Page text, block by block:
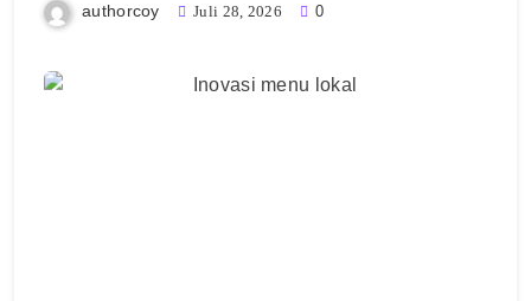
authorcoy Juli 28, 2026 0